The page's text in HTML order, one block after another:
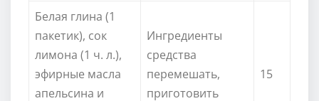
Белая глина (1
пакетик), сок
лимона (1 ч. л.),
эфирные масла
апельсина и
Ингредиенты
средства
перемешать,
приготовить
15